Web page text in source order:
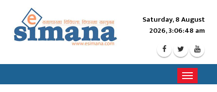
Saturday, 8 August
2026, 3:06:49 am
Toggle